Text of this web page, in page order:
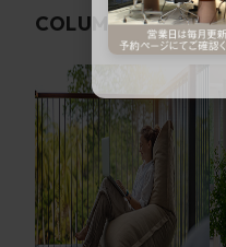
COLUMN関連コラム